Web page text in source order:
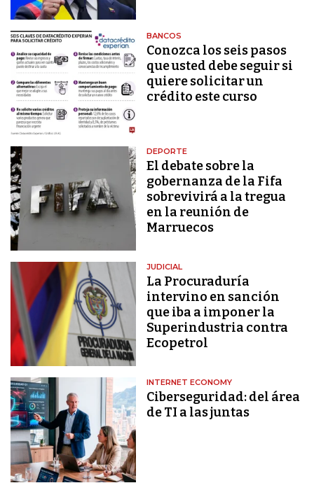
BANCOS
Conozca los seis pasos
que usted debe seguir si
quiere solicitar un
crédito este curso
DEPORTE
El debate sobre la
gobernanza de la Fifa
sobrevivirá a la tregua
en la reunión de
Marruecos
JUDICIAL
La Procuraduría
intervino en sanción
que iba a imponer la
Superindustria contra
Ecopetrol
INTERNET ECONOMY
Ciberseguridad: del área
de TI a las juntas